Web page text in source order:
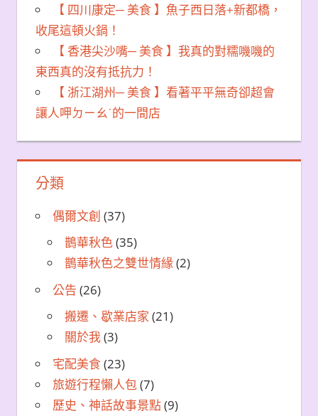
【 四川康定─ 美食 】魚子西日落+新都橋，
收尾這頓火鍋！
【 香港尖沙嘴─ 美食 】我真的對糯嘰嘰的
東西真的沒有抵抗力！
【 浙江湖州─ 美食 】看著平平無奇卻超會
讓人呷ㄉㄧㄠˊ的一間店
分類
偶爾文創 (37)
鵲華秋色(35)
鵲華秋色之雙世情緣(2)
公告 (26)
搬遷、歇業店家 (21)
關於我(3)
宅配美食(23)
旅遊行程懶人包(7)
歷史、神話故事景點(9)